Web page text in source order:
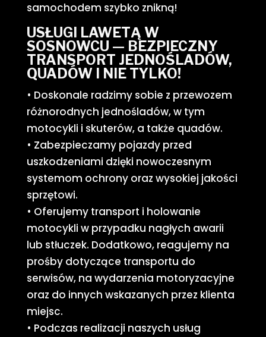
samochodem szybko znikną!
USŁUGI LAWETĄ W
SOSNOWCU — BEZPIECZNY
TRANSPORT JEDNOŚLADÓW,
QUADÓW I NIE TYLKO!
• Doskonale radzimy sobie z przewozem
różnorodnych jednośladów, w tym
motocykli i skuterów, a także quadów.
• Zabezpieczamy pojazdy przed
uszkodzeniami dzięki nowoczesnym
systemom ochrony oraz wysokiej jakości
sprzętowi.
• Oferujemy transport i holowanie
motocykli w przypadku nagłych awarii
lub stłuczek. Dodatkowo, reagujemy na
prośby dotyczące transportu do
serwisów, na wydarzenia motoryzacyjne
oraz do innych wskazanych przez klienta
miejsc.
• Podczas realizacji naszych usług